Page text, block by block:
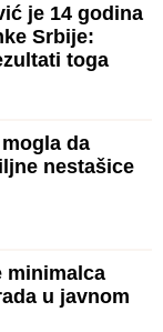
je 14 godina
Srbije:
toga
da
nestašice
minimalca
u javnom